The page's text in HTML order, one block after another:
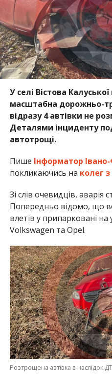
У селі Вістова
масштабна дорожньо-
відразу 4 автівки не
Деталями інциденту
автотрощі.
Пише Інформатор
покликаючись на колег
Зі слів очевидців, аварія
Попередньо відомо, що
влетів у припарковані на
Volkswagen та Opel.
Розтрощена автівка в наслідок